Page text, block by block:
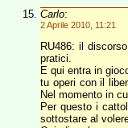
Carlo:
2 Aprile 2010, 11:21
RU486: il
pratici.
E qui entra in
tu operi con il
Nel momento in
Per questo i
sottostare al